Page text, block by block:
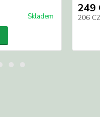
Skladem
249
206